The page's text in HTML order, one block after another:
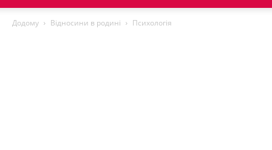
Додому Відносини в родині Психологія